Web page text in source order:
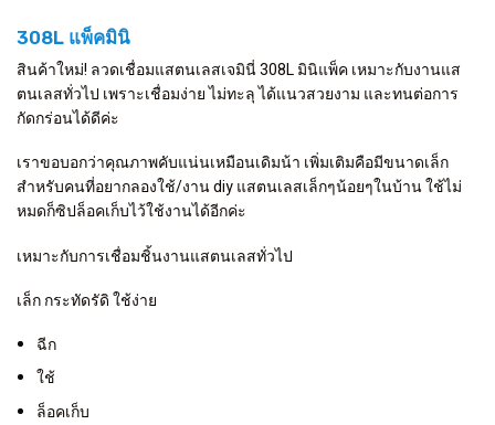
308L แพ็คมินิ
สินค้าใหม่! ลวดเชื่อมแสตนเลสเจมินี่ 308L มินิแพ็ค เหมาะกับงานแส
ตนเลสทั่วไป เพราะเชื่อมง่าย ไม่ทะลุ ได้แนวสวยงาม และทนต่อการ
กัดกร่อนได้ดีค่ะ
เราขอบอกว่าคุณภาพคับแน่นเหมือนเดิมน้า เพิ่มเติมคือมีขนาดเล็ก
สำหรับคนที่อยากลองใช้/งาน diy แสตนเลสเล็กๆน้อยๆในบ้าน ใช้ไม่
หมดก็ซิปล็อคเก็บไว้ใช้งานได้อีกค่ะ
เหมาะกับการเชื่อมชิ้นงานแสตนเลสทั่วไป
เล็ก กระทัดรัดิ ใช้ง่าย
ฉีก
ใช้
ล็อคเก็บ